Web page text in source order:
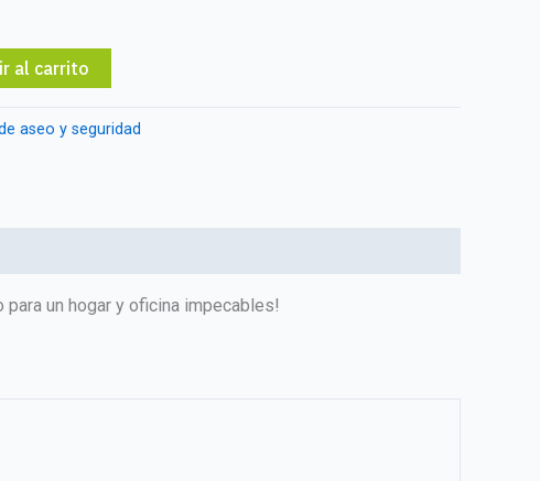
al carrito
aseo y seguridad
un hogar y oficina impecables!